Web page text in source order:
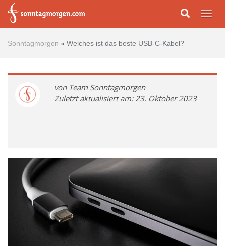
Skip to main content
Sonntagmorgen » Welches ist das beste USB-C-Kabel?
von Team Sonntagmorgen
Zuletzt aktualisiert am: 23. Oktober 2023